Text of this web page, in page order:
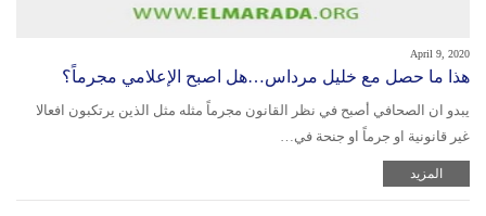
April 9, 2020
هذا ما حصل مع خليل مرداس…هل اصبح الإعلامي مجرماً؟
يبدو ان الصحافي أصبح في نظر القانون مجرماً مثله مثل الذين يرتكبون افعالا
غير قانونية او جرماً او جنحة في…
المزيد